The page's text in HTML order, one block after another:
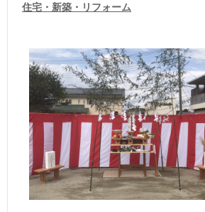
住宅・新築・リフォーム